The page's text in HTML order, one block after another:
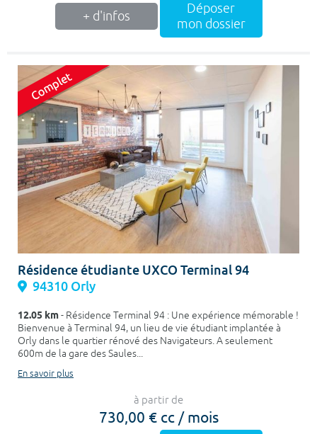
+ d'infos
Déposer
mon dossier
Résidence étudiante UXCO Terminal 94
94310 Orly
12.05 km- Résidence Terminal 94 : Une expérience mémorable !
Bienvenue à Terminal 94, un lieu de vie étudiant implantée à
Orly dans le quartier rénové des Navigateurs. A seulement
600m de la gare des Saules...
En savoir plus
à partir de
730,00 € cc / mois